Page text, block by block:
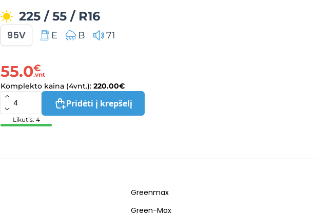
225 / 55 / R16
95V E B 71
55.0€
.vnt
Komplekto kaina (4vnt.): 220.00€
Pridėti į krepšelį
Likutis: 4
Greenmax
Green-Max